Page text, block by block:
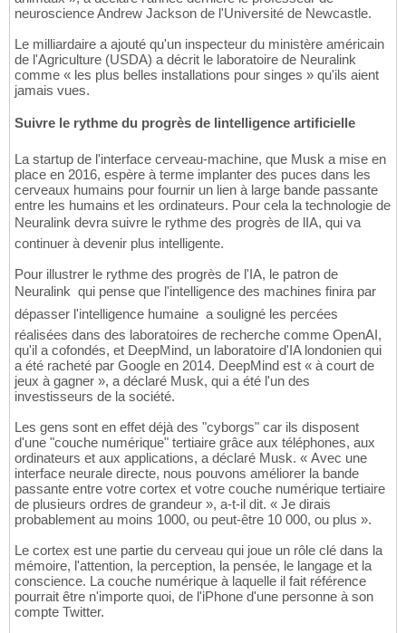
neuroscience Andrew Jackson de l'Université de Newcastle.
Le milliardaire a ajouté qu'un inspecteur du ministère américain
de l'Agriculture (USDA) a décrit le laboratoire de Neuralink
comme « les plus belles installations pour singes » qu'ils aient
jamais vues.
Suivre le rythme du progrès de lintelligence artificielle
La startup de l'interface cerveau-machine, que Musk a mise en
place en 2016, espère à terme implanter des puces dans les
cerveaux humains pour fournir un lien à large bande passante
entre les humains et les ordinateurs. Pour cela la technologie de
Neuralink devra suivre le rythme des progrès de lIA, qui va
continuer à devenir plus intelligente.
Pour illustrer le rythme des progrès de l'IA, le patron de
Neuralink  qui pense que l'intelligence des machines finira par
dépasser l'intelligence humaine  a souligné les percées
réalisées dans des laboratoires de recherche comme OpenAI,
qu'il a cofondés, et DeepMind, un laboratoire d'IA londonien qui
a été racheté par Google en 2014. DeepMind est « à court de
jeux à gagner », a déclaré Musk, qui a été l'un des
investisseurs de la société.
Les gens sont en effet déjà des "cyborgs" car ils disposent
d'une "couche numérique" tertiaire grâce aux téléphones, aux
ordinateurs et aux applications, a déclaré Musk. « Avec une
interface neurale directe, nous pouvons améliorer la bande
passante entre votre cortex et votre couche numérique tertiaire
de plusieurs ordres de grandeur », a-t-il dit. « Je dirais
probablement au moins 1000, ou peut-être 10 000, ou plus ».
Le cortex est une partie du cerveau qui joue un rôle clé dans la
mémoire, l'attention, la perception, la pensée, le langage et la
conscience. La couche numérique à laquelle il fait référence
pourrait être n'importe quoi, de l'iPhone d'une personne à son
compte Twitter.